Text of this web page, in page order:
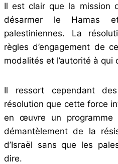
Il est clair que la mission
désarmer le Hamas
palestiniennes. La
règles d’engagement de
modalités et l’autorité à
Il ressort cependant
résolution que cette force
en œuvre un
démantèlement de la
d’Israël sans que les
dire.